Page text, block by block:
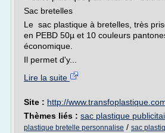
Sac bretelles
Le sac plastique à bretelles, très
en PEBD 50µ et 10 couleurs
économique.
Il permet d'y...
Lire la suite
Site : http://
Thèmes liés : sac plastique
plastique bretelle personnalise / sac